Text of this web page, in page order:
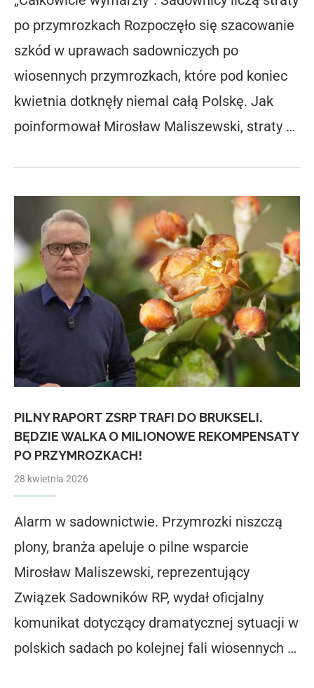
po przymrozkach Rozpoczęło się szacowanie
szkód w uprawach sadowniczych po
wiosennych przymrozkach, które pod koniec
kwietnia dotknęły niemal całą Polskę. Jak
poinformował Mirosław Maliszewski, straty …
PILNY RAPORT ZSRP TRAFI DO BRUKSELI.
BĘDZIE WALKA O MILIONOWE REKOMPENSATY
PO PRZYMROZKACH!
28 kwietnia 2026
Alarm w sadownictwie. Przymrozki niszczą
plony, branża apeluje o pilne wsparcie
Mirosław Maliszewski, reprezentujący
Związek Sadowników RP, wydał oficjalny
komunikat dotyczący dramatycznej sytuacji w
polskich sadach po kolejnej fali wiosennych …